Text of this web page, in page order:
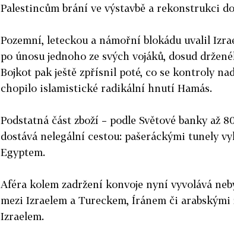
Palestincům brání ve výstavbě a rekonstrukci
Pozemní, leteckou a námořní blokádu uvalil
po únosu jednoho ze svých vojáků, dosud
Bojkot pak ještě zpřísnil poté, co se kontroly
chopilo islamistické radikální hnutí Hamás.
Podstatná část zboží – podle Světové banky až
dostává nelegální cestou: pašeráckými tunely
Egyptem.
Aféra kolem zadržení konvoje nyní vyvolává
mezi Izraelem a Tureckem, Íránem či arabskými
Izraelem.